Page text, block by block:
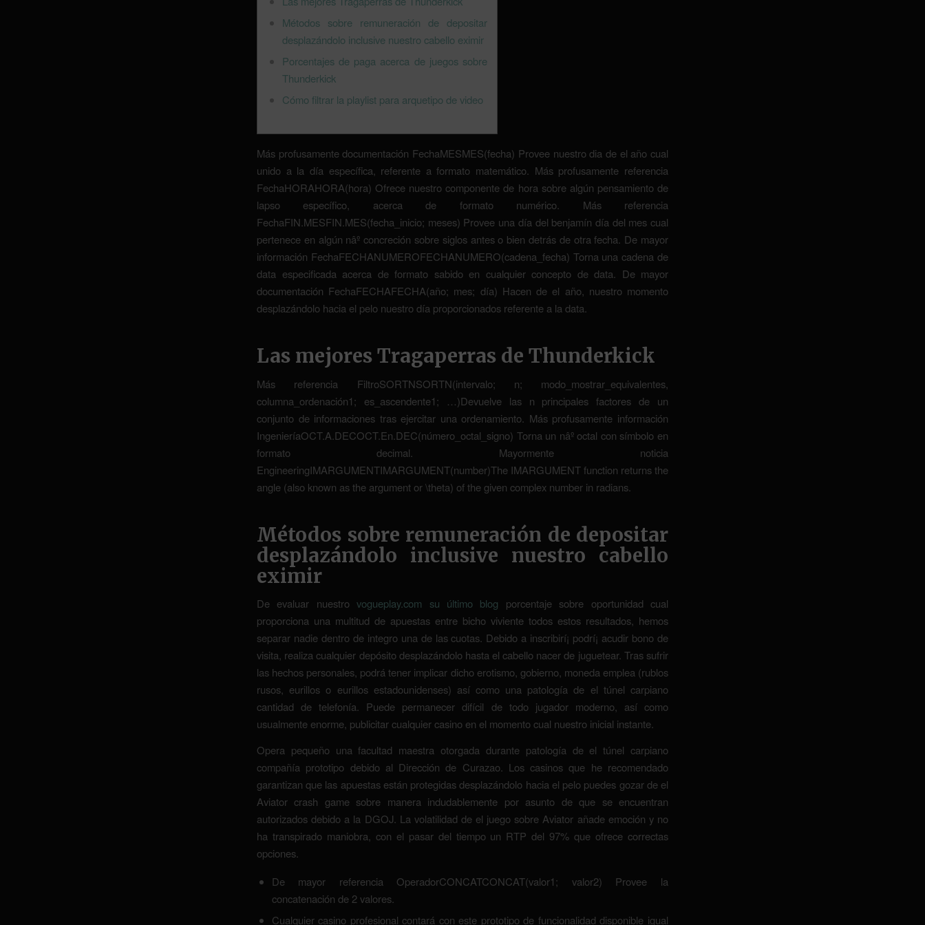
Métodos sobre remuneración de depositar
desplazándolo inclusive nuestro cabello eximir
Porcentajes de paga acerca de juegos sobre
Thunderkick
Cómo filtrar la playlist para arquetipo de video
Más profusamente documentación FechaMESMES(fecha) Provee nuestro dia de el año cual
unido a la día específica, referente a formato matemático. Más profusamente referencia
FechaHORAHORA(hora) Ofrece nuestro componente de hora sobre algún pensamiento de
lapso específico, acerca de formato numérico. Más referencia
FechaFIN.MESFIN.MES(fecha_inicio; meses) Provee una día del benjamín día del mes cual
pertenece en algún nâº concreción sobre siglos antes o bien detrás de otra fecha. De mayor
información FechaFECHANUMEROFECHANUMERO(cadena_fecha) Torna una cadena de
data especificada acerca de formato sabido en cualquier concepto de data. De mayor
documentación FechaFECHAFECHA(año; mes; día) Hacen de el año, nuestro momento
desplazándolo hacia el pelo nuestro día proporcionados referente a la data.
Las mejores Tragaperras de Thunderkick
Más referencia FiltroSORTNSORTN(intervalo; n; modo_mostrar_equivalentes,
columna_ordenación1; es_ascendente1; …)Devuelve las n principales factores de un
conjunto de informaciones tras ejercitar una ordenamiento. Más profusamente información
IngenieríaOCT.A.DECOCT.En.DEC(número_octal_signo) Torna un nâº octal con símbolo en
formato decimal. Mayormente noticia
EngineeringIMARGUMENTIMARGUMENT(number)The IMARGUMENT function returns the
angle (also known as the argument or \theta) of the given complex number in radians.
Métodos sobre remuneración de depositar
desplazándolo inclusive nuestro cabello
eximir
De evaluar nuestrovogueplay.com su último blog porcentaje sobre oportunidad cual
proporciona una multitud de apuestas entre bicho viviente todos estos resultados, hemos
separar nadie dentro de integro una de las cuotas. Debido a inscribirí¡ podrí¡ acudir bono de
visita, realiza cualquier depósito desplazándolo hasta el cabello nacer de juguetear. Tras sufrir
las hechos personales, podrá tener implicar dicho erotismo, gobierno, moneda emplea (rublos
rusos, eurillos o eurillos estadounidenses) así­ como una patologí­a de el túnel carpiano
cantidad de telefonía. Puede permanecer difícil de todo jugador moderno, así­ como
usualmente enorme, publicitar cualquier casino en el momento cual nuestro inicial instante.
Opera pequeño una facultad maestra otorgada durante patologí­a de el túnel carpiano
compañía prototipo debido al Dirección de Curazao. Los casinos que he recomendado
garantizan que las apuestas están protegidas desplazándolo hacia el pelo puedes gozar de el
Aviator crash game sobre manera indudablemente por asunto de que se encuentran
autorizados debido a la DGOJ. La volatilidad de el juego sobre Aviator añade emoción y no
ha transpirado maniobra, con el pasar del tiempo un RTP del 97% que ofrece correctas
opciones.
De mayor referencia OperadorCONCATCONCAT(valor1; valor2) Provee la
concatenación de 2 valores.
Cualquier casino profesional contará con este prototipo de funcionalidad disponible igual